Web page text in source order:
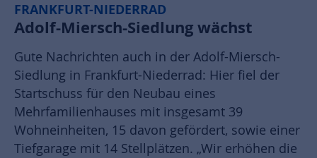
FRANKFURT-NIEDERRAD
Adolf-Miersch-Siedlung wächst
Gute Nachrichten auch in der Adolf-Miersch-
Siedlung in Frankfurt-Niederrad: Hier fiel der
Startschuss für den Neubau eines
Mehrfamilienhauses mit insgesamt 39
Wohneinheiten, 15 davon gefördert, sowie einer
Tiefgarage mit 14 Stellplätzen. „Wir erhöhen die